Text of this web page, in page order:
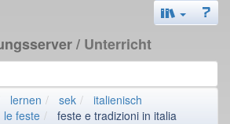
/ Unterricht
lernen sek
italienisch
le feste
feste e tradizioni in italia